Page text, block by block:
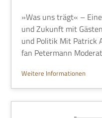
»Was uns trägt« –
und Zukunft mit
und Poli­tik Mit Patrick
fan Peter­mann
Wei­tere Informationen